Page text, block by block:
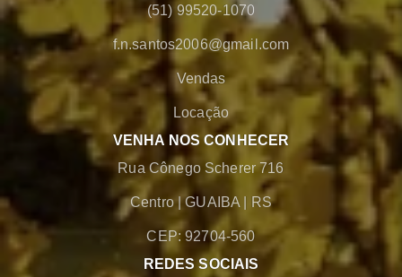
(51) 99520-1070
f.n.santos2006@gmail.com
Vendas
Locação
VENHA NOS CONHECER
Rua Cônego Scherer 716
Centro |GUAIBA RS
CEP: 92704-560
REDES SOCIAIS